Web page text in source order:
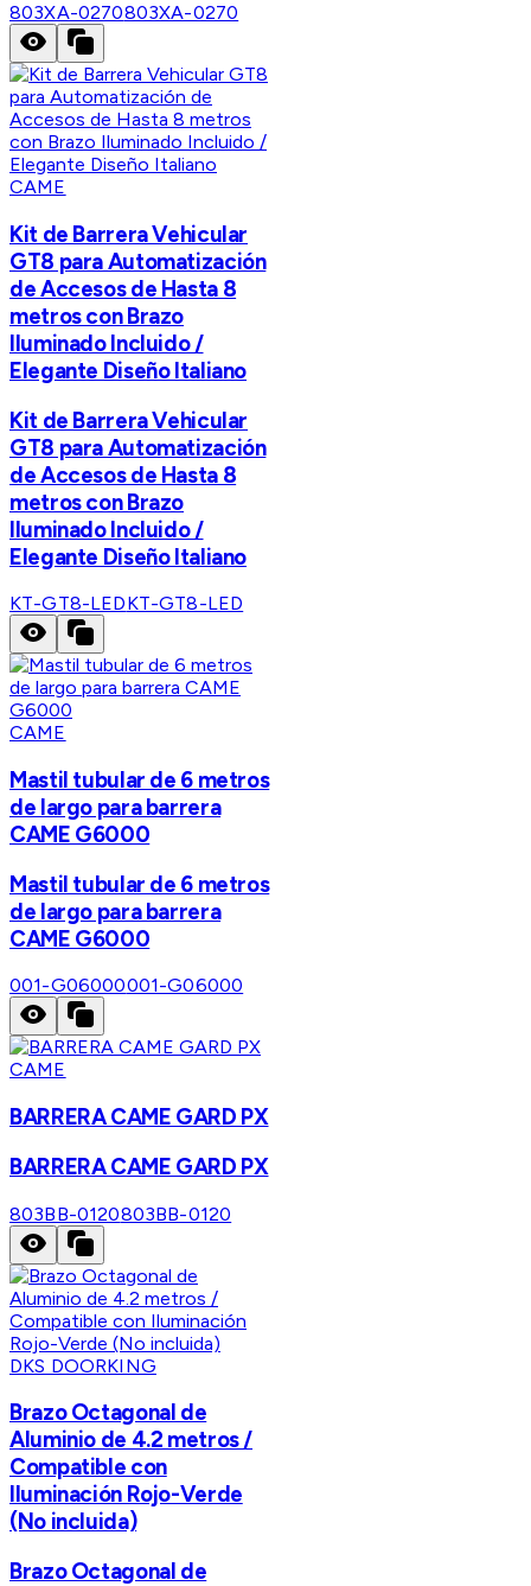
803XA-0270803XA-0270
CAME
Kit de Barrera Vehicular
GT8 para Automatización
de Accesos de Hasta 8
metros con Brazo
Iluminado Incluido /
Elegante Diseño Italiano
Kit de Barrera Vehicular
GT8 para Automatización
de Accesos de Hasta 8
metros con Brazo
Iluminado Incluido /
Elegante Diseño Italiano
KT-GT8-LEDKT-GT8-LED
CAME
Mastil tubular de 6 metros
de largo para barrera
CAME G6000
Mastil tubular de 6 metros
de largo para barrera
CAME G6000
001-G06000001-G06000
CAME
BARRERA CAME GARD PX
BARRERA CAME GARD PX
803BB-0120803BB-0120
DKS DOORKING
Brazo Octagonal de
Aluminio de 4.2 metros /
Compatible con
Iluminación Rojo-Verde
(No incluida)
Brazo Octagonal de